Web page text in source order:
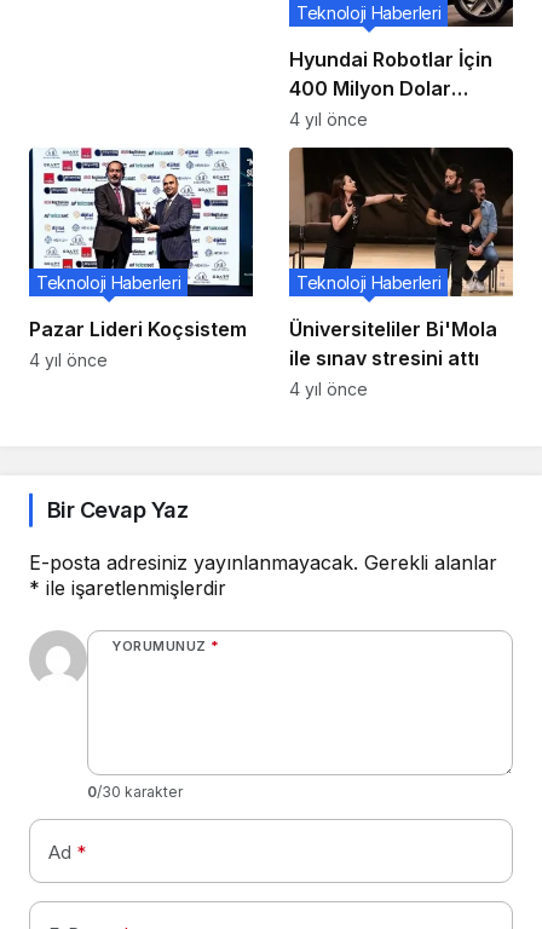
Hyundai Robotlar İçin
400 Milyon Dolar
Harcayacak.
Teknoloji Haberleri
4 yıl önce
Pazar Lideri Koçsistem
Teknoloji Haberleri
4 yıl önce
Üniversiteliler Bi'Mola
ile sınav stresini attı
Teknoloji Haberleri
4 yıl önce
Bir Cevap Yaz
E-posta adresiniz yayınlanmayacak. Gerekli alanlar
* ile işaretlenmişlerdir
YORUMUNUZ *
0/30 karakter
Ad *